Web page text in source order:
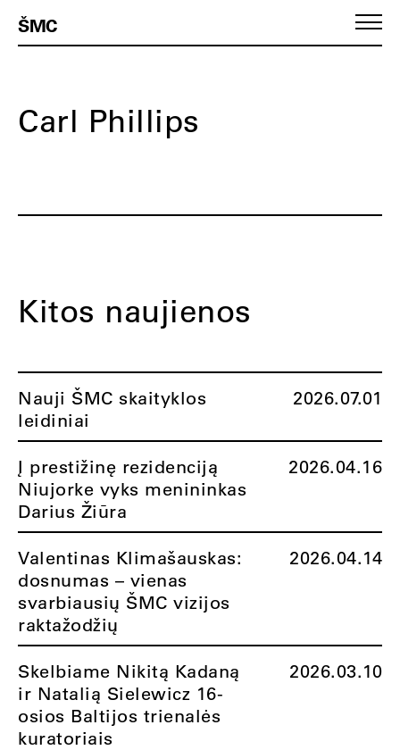
ŠMC
Carl Phillips
Kitos naujienos
Nauji ŠMC skaityklos
leidiniai
2026.07.01
Į prestižinę rezidenciją
Niujorke vyks menininkas
Darius Žiūra
2026.04.16
Valentinas Klimašauskas:
dosnumas – vienas
svarbiausių ŠMC vizijos
raktažodžių
2026.04.14
Skelbiame Nikitą Kadaną
ir Natalią Sielewicz 16-
osios Baltijos trienalės
kuratoriais
2026.03.10